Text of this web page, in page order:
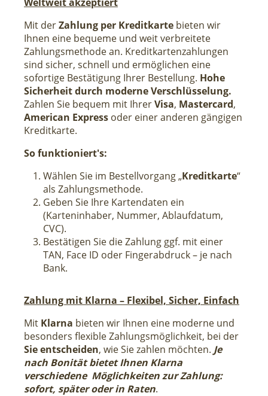
Mit derZahlung per Kreditkarte bieten wir
Ihnen eine bequeme und weit verbreitete
Zahlungsmethode an. Kreditkartenzahlungen
sind sicher, schnell und ermöglichen eine
sofortige Bestätigung Ihrer Bestellung. Hohe
Sicherheit durch moderne Verschlüsselung.
Zahlen Sie bequem mit IhrerVisa, Mastercard,
American Express oder einer anderen gängigen
Kreditkarte.
So funktioniert's:
Wählen Sie im Bestellvorgang „Kreditkarte“
als Zahlungsmethode.
Geben Sie Ihre Kartendaten ein
(Karteninhaber, Nummer, Ablaufdatum,
CVC).
Bestätigen Sie die Zahlung ggf. mit einer
TAN, Face ID oder Fingerabdruck – je nach
Bank.
Zahlung mit Klarna – Flexibel, Sicher, Einfach
Mit Klarna bieten wir Ihnen eine moderne und
besonders flexible Zahlungsmöglichkeit, bei der
Sie entscheiden, wie Sie zahlen möchten. Je
nach Bonität bietet Ihnen Klarna
verschiedene Möglichkeiten zur Zahlung:
sofort, später oder in Raten.